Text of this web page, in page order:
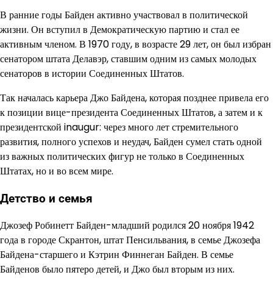
В ранние годы Байден активно участвовал в политической
жизни. Он вступил в Демократическую партию и стал ее
активным членом. В 1970 году, в возрасте 29 лет, он был избран
сенатором штата Делавэр, ставшим одним из самых молодых
сенаторов в истории Соединенных Штатов.
Так началась карьера Джо Байдена, которая позднее привела его
к позиции вице-президента Соединенных Штатов, а затем и к
президентской inaugur: через много лет стремительного
развития, полного успехов и неудач, Байден сумел стать одной
из важных политических фигур не только в Соединенных
Штатах, но и во всем мире.
Детство и семья
Джозеф Робинетт Байден-младший родился 20 ноября 1942
года в городе Скрантон, штат Пенсильвания, в семье Джозефа
Байдена-старшего и Кэтрин Финнеган Байден. В семье
Байденов было пятеро детей, и Джо был вторым из них.